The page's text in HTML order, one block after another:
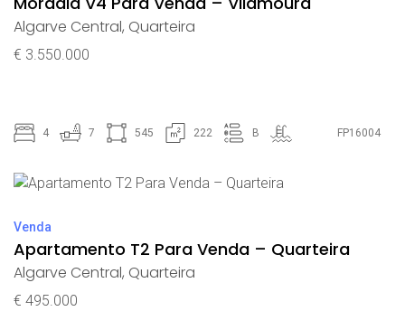
Algarve Central, Quarteira
€ 3.550.000
4 7 545 222 B FP16004
Venda
Apartamento T2 Para Venda – Quarteira
Algarve Central, Quarteira
€ 495.000